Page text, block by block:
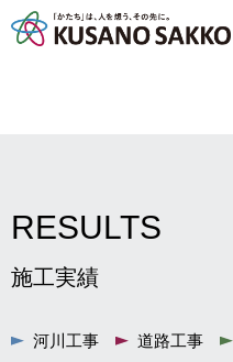
RESULTS
施工実績
河川工事 道路工事